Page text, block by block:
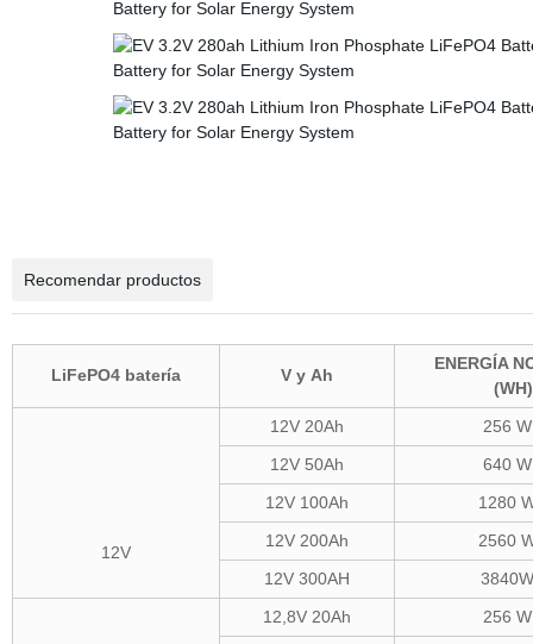
Recomendar productos
LiFePO4 batería V y Ah
ENERGÍA
(WH)
12V
12V 20Ah
256
12V 50Ah
640
12V 100Ah
1280
12V 200Ah
2560
12V 300AH
12,8V 20Ah
256